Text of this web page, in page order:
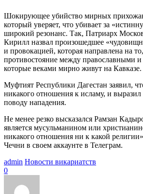
Шокирующее убийство мирных
который уверяет, что убивает за
широкий резонанс. Так, Патриарх
Кирилл назвал произошедшее
и провокацией, которая направлена на
противостояние между православными
которые веками мирно живут на Кавказе.
Муфтият Республики Дагестан заявил,
никакого отношения к исламу, и выразил
поводу нападения.
Не менее резко высказался Рамзан
является мусульманином или
никакого отношения ни к какой
Чечни в своем аккаунте в Телеграм.
admin Новости викариатств
0